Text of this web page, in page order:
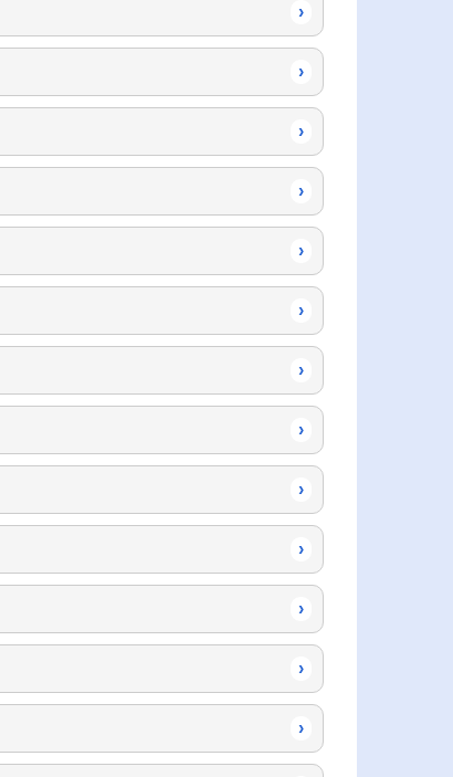
›
›
›
›
›
›
›
›
›
›
›
›
›